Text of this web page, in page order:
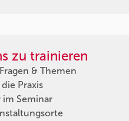
zu trainieren
& Themen
Praxis
im Seminar